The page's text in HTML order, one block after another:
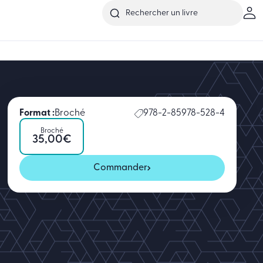
Format :Broché 978-2-85978-528-4
Broché
35,00€
Commander